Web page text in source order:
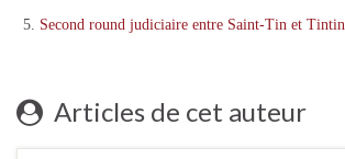
Second round judiciaire entre Saint-Tin et Tintin
Articles de cet auteur